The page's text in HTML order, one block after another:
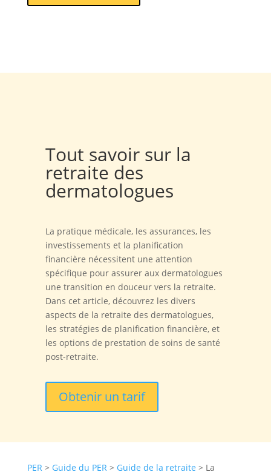
Tout savoir sur la
retraite des
dermatologues
La pratique médicale, les assurances, les
investissements et la planification
financière nécessitent une attention
spécifique pour assurer aux dermatologues
une transition en douceur vers la retraite.
Dans cet article, découvrez les divers
aspects de la retraite des dermatologues,
les stratégies de planification financière, et
les options de prestation de soins de santé
post-retraite.
Obtenir un tarif
PER > Guide du PER > Guide de la retraite > La